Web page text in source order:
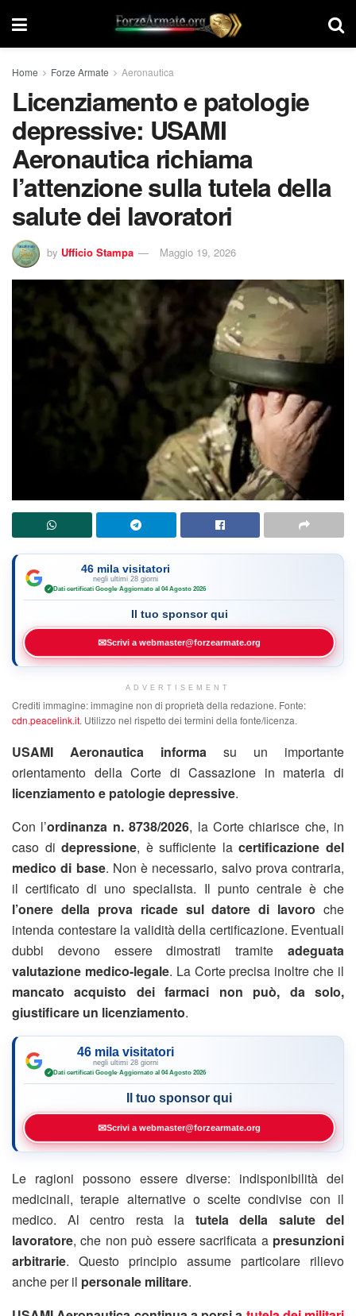
Home Forze Armate Aeronautica
Licenziamento e patologie
depressive: USAMI
Aeronautica richiama
l’attenzione sulla tutela della
salute dei lavoratori
by Ufficio Stampa Maggio 19, 2026
46 mila visitatori
negli ultimi 28 giorni
✓ Dati certificati Google·Aggiornato al 04 Agosto 2026
Il tuo sponsor qui
✉Scrivi a webmaster@forzearmate.org
ADVERTISEMENT
Crediti immagine: immagine non di proprietà della redazione. Fonte:
cdn.peacelink.it. Utilizzo nel rispetto dei termini della fonte/licenza.
USAMI Aeronautica informa su un importante
orientamento della Corte di Cassazione in materia di
licenziamento e patologie depressive.
Con l’ordinanza n. 8738/2026, la Corte chiarisce che, in
caso didepressione, è sufficiente lacertificazione del
medico di base. Non è necessario, salvo prova contraria,
il certificato di uno specialista. Il punto centrale è che
l’onere della prova ricade sul datore di lavoro che
intenda contestare la validità della certificazione. Eventuali
dubbi devono essere dimostrati tramite adeguata
valutazione medico-legale. La Corte precisa inoltre che il
mancato acquisto dei farmaci non può, da solo,
giustificare un licenziamento.
46 mila visitatori
negli ultimi 28 giorni
✓ Dati certificati Google·Aggiornato al 04 Agosto 2026
Il tuo sponsor qui
✉Scrivi a webmaster@forzearmate.org
Le ragioni possono essere diverse: indisponibilità dei
medicinali, terapie alternative o scelte condivise con il
medico. Al centro resta la tutela della salute del
lavoratore, che non può essere sacrificata a presunzioni
arbitrarie. Questo principio assume particolare rilievo
anche per il personale militare.